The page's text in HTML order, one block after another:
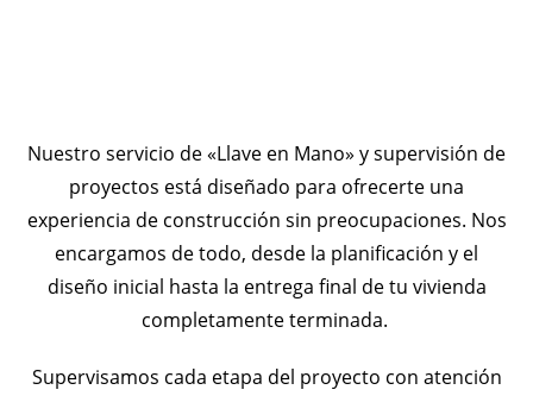
Nuestro servicio de «Llave en Mano» y supervisión de
proyectos está diseñado para ofrecerte una
experiencia de construcción sin preocupaciones. Nos
encargamos de todo, desde la planificación y el
diseño inicial hasta la entrega final de tu vivienda
completamente terminada.
Supervisamos cada etapa del proyecto con atención